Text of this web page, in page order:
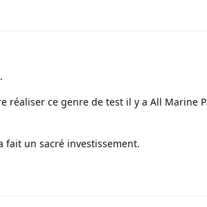
réaliser ce genre de test il y a All Marine
fait un sacré investissement.